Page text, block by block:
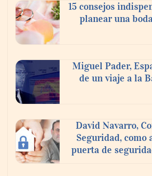
mundo elige para reunirse: 7
escogen
compromiso para el eclipse
agosto
15 consejos
planear una
Miguel Pader,
de un viaje a la
David Navarro,
Seguridad,
puerta de